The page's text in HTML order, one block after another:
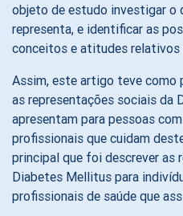
objeto de estudo investigar o
representa, e identificar as
conceitos e atitudes relativos
Assim, este artigo teve como
as representações sociais da
apresentam para pessoas
profissionais que cuidam
principal que foi descrever as
Diabetes Mellitus para
profissionais de saúde que